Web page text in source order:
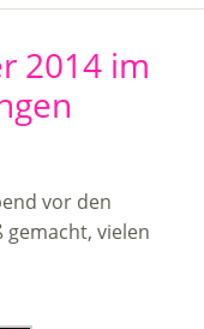
2014 im
vor den
gemacht, vielen